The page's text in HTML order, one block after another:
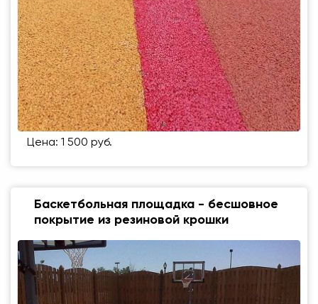
Цена: 1 500 руб.
Баскетбольная площадка - бесшовное
покрытие из резиновой крошки